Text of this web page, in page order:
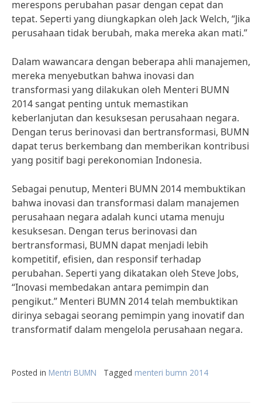
merespons perubahan pasar dengan cepat dan
tepat. Seperti yang diungkapkan oleh Jack Welch, “Jika
perusahaan tidak berubah, maka mereka akan mati.”
Dalam wawancara dengan beberapa ahli manajemen,
mereka menyebutkan bahwa inovasi dan
transformasi yang dilakukan oleh Menteri BUMN
2014 sangat penting untuk memastikan
keberlanjutan dan kesuksesan perusahaan negara.
Dengan terus berinovasi dan bertransformasi, BUMN
dapat terus berkembang dan memberikan kontribusi
yang positif bagi perekonomian Indonesia.
Sebagai penutup, Menteri BUMN 2014 membuktikan
bahwa inovasi dan transformasi dalam manajemen
perusahaan negara adalah kunci utama menuju
kesuksesan. Dengan terus berinovasi dan
bertransformasi, BUMN dapat menjadi lebih
kompetitif, efisien, dan responsif terhadap
perubahan. Seperti yang dikatakan oleh Steve Jobs,
“Inovasi membedakan antara pemimpin dan
pengikut.” Menteri BUMN 2014 telah membuktikan
dirinya sebagai seorang pemimpin yang inovatif dan
transformatif dalam mengelola perusahaan negara.
Posted in Mentri BUMN Tagged menteri bumn 2014